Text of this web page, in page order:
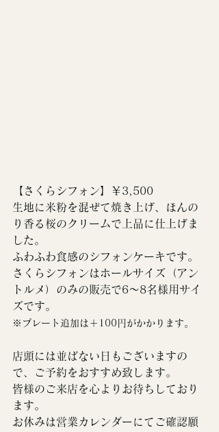
【さくらシフォン】￥3,500
生地に米粉を混ぜて焼き上げ、ほんの
り香る桜のクリームで上品に仕上げま
した。
ふわふわ食感のシフォンケーキです。
さくらシフォンはホールサイズ（アン
トルメ）のみの販売で6～8名様用サイ
ズです。
※プレート追加は＋100円がかかります。
店頭には並ばない日もございますの
で、ご予約をおすすめ致します。
皆様のご来店を心よりお待ちしており
ます。
お休みは営業カレンダーにてご確認願